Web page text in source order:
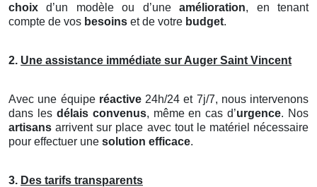
choix d’un modèle ou d’uneamélioration, en tenant
compte de vos besoins et de votre budget.
2. Une assistance immédiate sur Auger Saint Vincent
Avec une équipe réactive24h/24 et 7j/7, nous intervenons
dans les délais convenus, même en cas d’urgence. Nos
artisans arrivent sur place avec tout le matériel nécessaire
pour effectuer une solution efficace.
3. Des tarifs transparents